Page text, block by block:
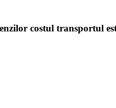
costul transportul